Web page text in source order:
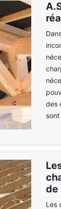
des
de
Les